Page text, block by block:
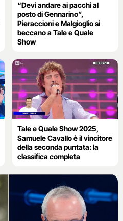
“Devi andare ai pacchi al
posto di Gennarino”,
Pieraccioni e Malgioglio si
beccano a Tale e Quale
Show
Tale e Quale Show 2025,
Samuele Cavallo è il vincitore
della seconda puntata: la
classifica completa